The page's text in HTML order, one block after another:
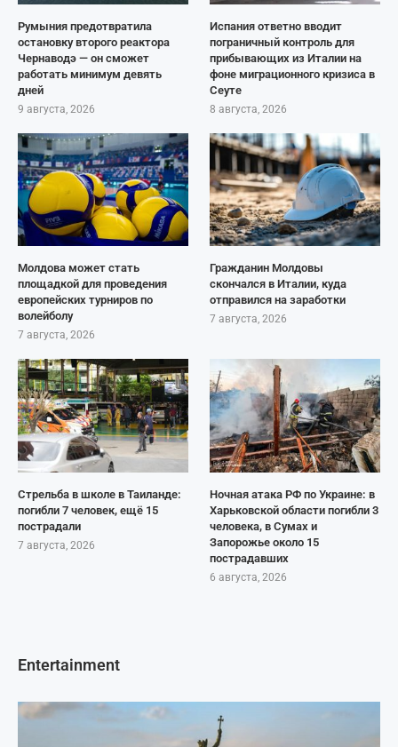
Румыния предотвратила
остановку второго реактора
Чернаводэ — он сможет
работать минимум девять
дней
9 августа, 2026
Испания ответно вводит
пограничный контроль для
прибывающих из Италии на
фоне миграционного кризиса в
Сеуте
8 августа, 2026
Молдова может стать
площадкой для проведения
европейских турниров по
волейболу
7 августа, 2026
Гражданин Молдовы
скончался в Италии, куда
отправился на заработки
7 августа, 2026
Стрельба в школе в Таиланде:
погибли 7 человек, ещё 15
пострадали
7 августа, 2026
Ночная атака РФ по Украине: в
Харьковской области погибли 3
человека, в Сумах и
Запорожье около 15
пострадавших
6 августа, 2026
Entertainment